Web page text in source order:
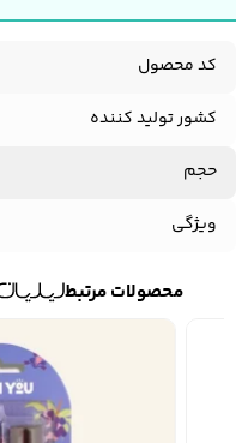
کد محصول
کشور تولید کننده
حجم
ویژگی
محصولات مرتبط